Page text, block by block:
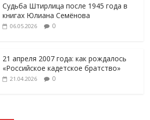
Судьба Штирлица после 1945 года в
книгах Юлиана Семёнова
06.05.2026 0
21 апреля 2007 года: как рождалось
«Российское кадетское братство»
21.04.2026 0